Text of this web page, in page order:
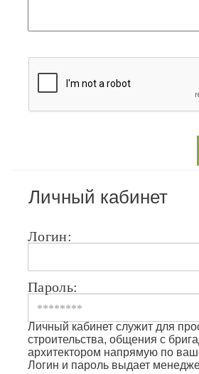
Личный кабинет
Логин:
Пароль:
Личный кабинет служит для
строительства, общения с
архитектором напрямую по
Логин и пароль выдает